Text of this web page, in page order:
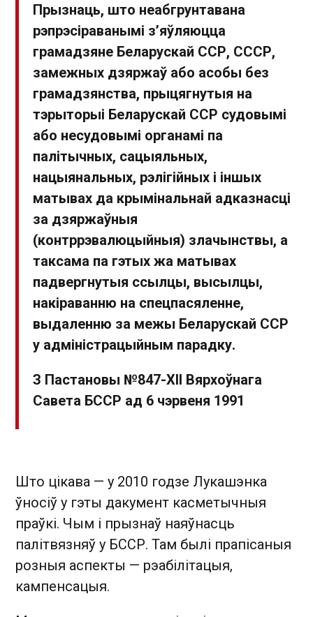
Прызнаць, што неабгрунтавана
рэпрэсіраванымі з’яўляюцца
грамадзяне Беларускай ССР, СССР,
замежных дзяржаў або асобы без
грамадзянства, прыцягнутыя на
тэрыторыі Беларускай ССР судовымі
або несудовымі органамі па
палітычных, сацыяльных,
нацыянальных, рэлігійных і іншых
матывах да крымінальнай адказнасці
за дзяржаўныя
(контррэвалюцыйныя) злачынствы, а
таксама па гэтых жа матывах
падвергнутыя ссылцы, высылцы,
накіраванню на спецпасяленне,
выдаленню за межы Беларускай ССР
у адміністрацыйным парадку.
З Пастановы №847-XII Вярхоўнага
Савета БССР ад 6 чэрвеня 1991
Што цікава — у 2010 годзе Лукашэнка
ўносіў у гэты дакумент касметычныя
праўкі. Чым і прызнаў наяўнасць
палітвязняў у БССР. Там былі прапісаныя
розныя аспекты — рэабілітацыя,
кампенсацыя.